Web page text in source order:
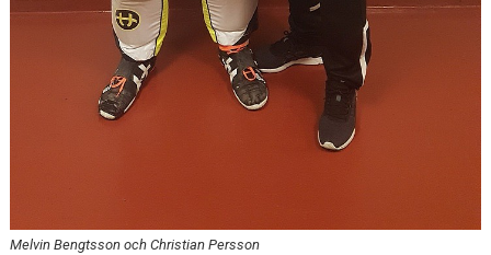
Melvin Bengtsson och Christian Persson